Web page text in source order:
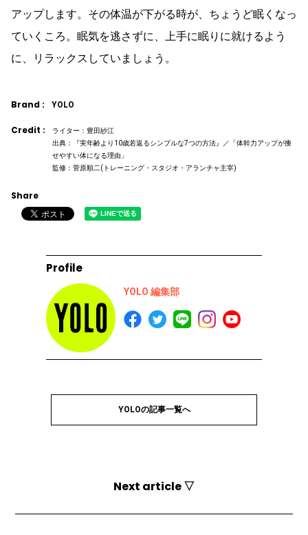
アップします。その体温が下がる時が、ちょうど眠くなっ
ていくころ。眠気を逃さずに、上手に眠りに就けるよう
に、リラックスしていましょう。
Brand : YOLO
Credit :
ライター：豊田紗江
出典：『実年齢より10歳若返るシンプルな7つの方法』／「体幹力アップが痩
せやすい体になる理由」
監修：菅原順二(トレーニング・スタジオ・アランチャ主宰)
Share
Profile
YOLO 編集部
YOLOの記事一覧へ
Next article ▽